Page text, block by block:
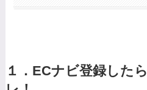
１．ECナビ登録した